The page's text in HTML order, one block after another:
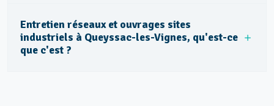
Entretien réseaux et ouvrages sites
industriels à Queyssac-les-Vignes, qu'est-ce
que c'est ?